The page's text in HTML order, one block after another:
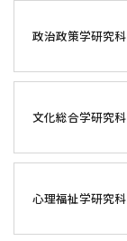
政治政策学研究科
文化総合学研究科
心理福祉学研究科